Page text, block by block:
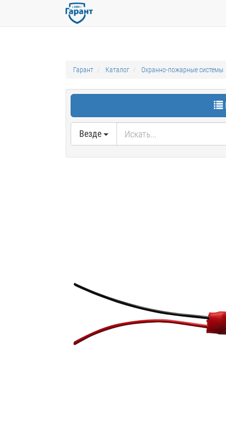
Гарант Каталог Охранно-пожарные системы
Везде